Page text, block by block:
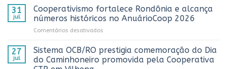
31
jul
Cooperativismo fortalece Rondônia e alcança
números históricos no AnuárioCoop 2026
Comentários desativados
fortalece
Rondônia
e
27
jul
Sistema OCB/RO prestigia comemoração do Dia
do Caminhoneiro promovida pela Cooperativa